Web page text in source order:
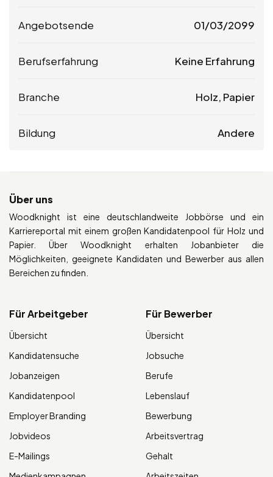
Angebotsende 01/03/2099
Berufserfahrung Keine Erfahrung
Branche Holz, Papier
Bildung Andere
Über uns
Woodknight ist eine deutschlandweite Jobbörse und ein
Karriereportal mit einem großen Kandidatenpool für Holz und
Papier. Über Woodknight erhalten Jobanbieter die
Möglichkeiten, geeignete Kandidaten und Bewerber aus allen
Bereichen zu finden.
Für Arbeitgeber
Übersicht
Kandidatensuche
Jobanzeigen
Kandidatenpool
Employer Branding
Jobvideos
E-Mailings
Für Bewerber
Übersicht
Jobsuche
Berufe
Lebenslauf
Bewerbung
Arbeitsvertrag
Gehalt